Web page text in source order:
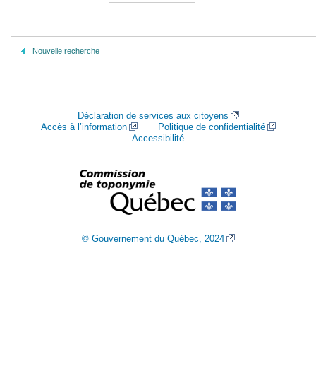
Nouvelle recherche
Déclaration de services aux citoyens
Accès à l’information
Politique de confidentialité
Accessibilité
© Gouvernement du Québec, 2024